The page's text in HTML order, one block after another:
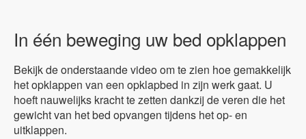
In één beweging uw bed opklappen
Bekijk de onderstaande video om te zien hoe gemakkelijk
het opklappen van een opklapbed in zijn werk gaat. U
hoeft nauwelijks kracht te zetten dankzij de veren die het
gewicht van het bed opvangen tijdens het op- en
uitklappen.